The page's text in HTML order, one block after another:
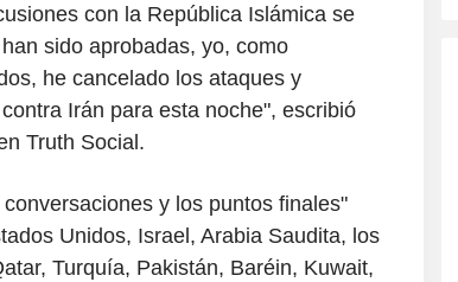
con la República Islámica se
sido aprobadas, yo, como
he cancelado los ataques y
Irán para esta noche", escribió
Truth Social.
y los puntos finales"
Unidos, Israel, Arabia Saudita, los
Turquía, Pakistán, Baréin, Kuwait,